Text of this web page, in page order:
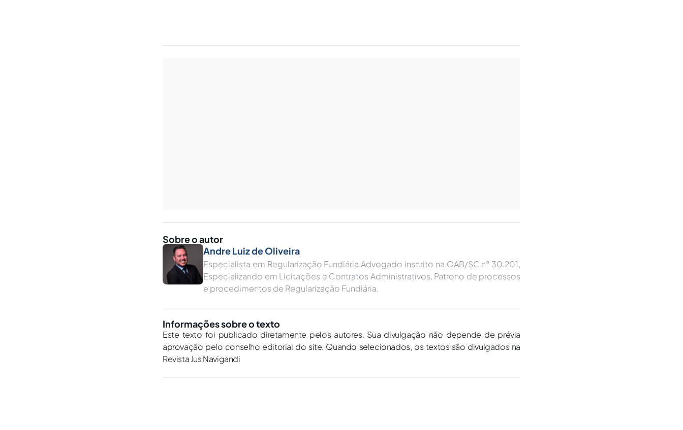
Sobre o autor
Andre Luiz de Oliveira
Especialista em Regularização Fundiária.Advogado inscrito na OAB/SC n° 30.201,
Especializando em Licitações e Contratos Administrativos, Patrono de processos
e procedimentos de Regularização Fundiária.
Informações sobre o texto
Este texto foi publicado diretamente pelos autores. Sua divulgação não depende de prévia
aprovação pelo conselho editorial do site. Quando selecionados, os textos são divulgados na
Revista Jus Navigandi